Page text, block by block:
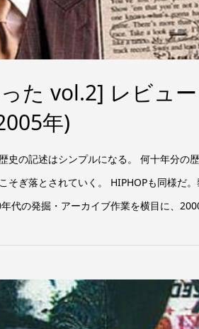
た vol.2] レビュ
年)
史の記述はシンプルになる。 何十年分の
そぎ落とされていく。 HIPHOPも同様だ
代の発掘・アーカイブ作業を横目に、